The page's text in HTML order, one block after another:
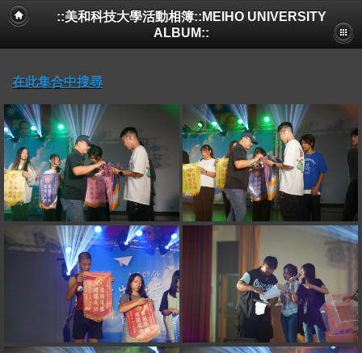
::美和科技大學活動相簿::MEIHO UNIVERSITY
ALBUM::
在此集合中搜尋